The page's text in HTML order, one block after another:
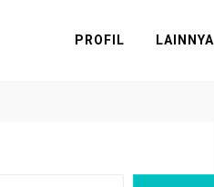
PROFIL LAINNYA